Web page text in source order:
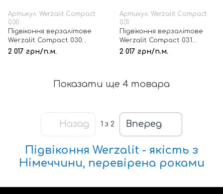
Артикул: Werzalit Compact
030.
Підвіконня верзалітове
Werzalit Compact 030
Димчастий білий, 150 мм
2 017 грн/п.м.
Артикул: Werzalit Compact
031.
Підвіконня верзалітове
Werzalit Compact 031
Димчастий напівтемний,
2 017 грн/п.м.
Показати ще 4 товара
Назад 1 з 2 Вперед
Підвіконня Werzalit - якість з
Німеччини, перевірена роками